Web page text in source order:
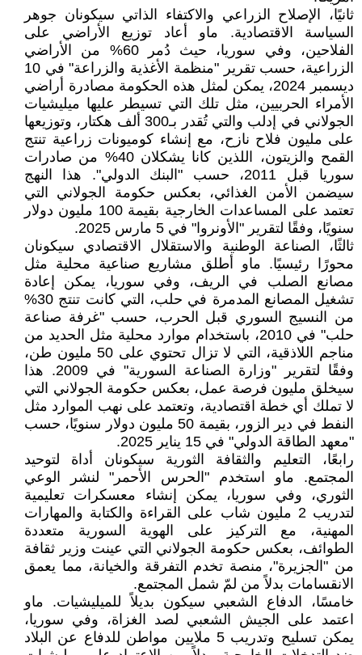
ثانيًا، الإصلاح الزراعي والاكتفاء الذاتي سيكونان جوهر
السياسة الاقتصادية. ماو أعاد توزيع الأراضي على
الفلاحين، وفي سوريا، حيث دُمر 60% من الأراضي
الزراعية، حسب تقرير "منظمة الأغذية والزراعة" في 10
ديسمبر 2024، يمكن لمثل هذه الحكومة مصادرة أراضي
الأمراء الحربيين، مثل تلك التي تسيطر عليها ميليشيات
الجولاني في إدلب والتي تُقدر بـ300 ألف هكتار، وتوزيعها
على مليون فلاح نازح، مع إنشاء كوميونات زراعية تنتج
القمح والزيتون، اللذين كانا يشكلان 40% من صادرات
سوريا قبل 2011، حسب "البنك الدولي". هذا النهج
سيضمن الأمن الغذائي، بعكس حكومة الجولاني التي
تعتمد على المساعدات الخارجية بقيمة 100 مليون دولار
سنويًا، وفقًا لتقرير "الأونروا" في 5 مارس 2025.
ثالثًا، الصناعة الوطنية والاستقلال الاقتصادي سيكونان
محورًا رئيسيًا. ماو أطلق مشاريع صناعية محلية مثل
مصانع الصلب في الريف، وفي سوريا، يمكن إعادة
تشغيل المصانع المدمرة في حلب، التي كانت تنتج 30%
من النسيج السوري قبل الحرب، حسب "غرفة صناعة
حلب" في 2010، باستخدام موارد محلية مثل الحديد من
مناجم اللاذقية، التي لا تزال تحتوي على 50 مليون طن،
وفقًا لتقرير "وزارة الصناعة السورية" في 2009. هذا
سيخلق مليون فرصة عمل، بعكس حكومة الجولاني التي
لا تملك أي خطة اقتصادية، وتعتمد على نهب الموارد مثل
النفط في دير الزور، بقيمة 50 مليون دولار سنويًا، حسب
"معهد الطاقة الدولي" في 15 يناير 2025.
رابعًا، التعليم والثقافة الثورية سيكونان أداة لتوحيد
المجتمع. ماو استخدم "الحرس الأحمر" لنشر الوعي
الثوري، وفي سوريا، يمكن إنشاء معسكرات تعليمية
لتدريب 2 مليون شاب على القراءة والكتابة والمهارات
المهنية، مع التركيز على الهوية السورية متعددة
الطوائف، بعكس حكومة الجولاني التي عينت وزير ثقافة
من "الجزيرة"، منصة تخدم التفرقة والخيانة، مما يعمق
الانقسامات بدلاً من لمّ شمل المجتمع.
خامسًا، الدفاع الشعبي سيكون بديلاً للميليشيات. ماو
اعتمد على الجيش الشعبي لصد الغزاة، وفي سوريا،
يمكن تسليح وتدريب 5 ملايين مواطن للدفاع عن البلاد